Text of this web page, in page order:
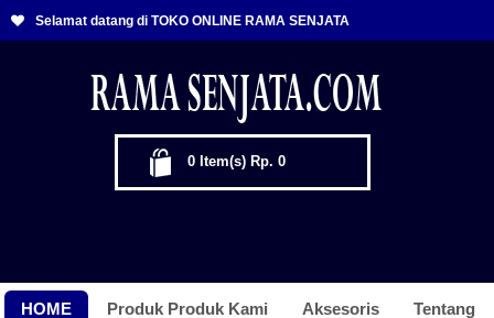
Selamat datang di TOKO ONLINE RAMA SENJATA
0 Item(s) Rp. 0
HOME Produk Produk Kami Aksesoris Tentang